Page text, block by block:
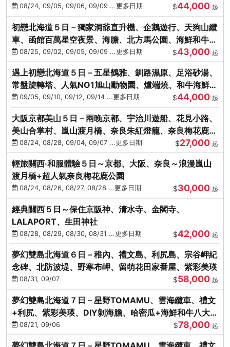
時代村、螃蟹吃到飽
08/24, 09/05, 09/06, 09/09 ...更多日期 $44,000 起
初戀北海道５日－獨家洞爺直升機、企鵝遊行、天狗山纜
車、函館百萬星空夜景、海膽、北方馬公園、海鮮和牛螃
蟹吃到飽
08/25, 09/02, 09/05, 09/09 ...更多日期 $43,000 起
遇上初戀北海道５日－五星鶴雅、釧路濕原、足浴砂湯、
常盤旋轉塔、人氣NO1旭山動物園、爐端燒、和牛海鮮螃
蟹吃到飽
09/05, 09/10, 09/12, 09/14 ...更多日期 $44,000 起
大阪京都美山５日－兩晚京都、宇治川遊船、花見小路、
美山合掌村、嵐山渡月橋、奈良朱紅燈籠、奈良梅花鹿、
流水瀑布電扶梯
08/24, 08/28, 09/04, 09/07 ...更多日期 $27,000 起
輕旅關西‧和服體驗５日～京都、大阪、奈良～浪漫嵐山
渡月橋+超人氣奈良梅花鹿公園
08/24, 08/26, 08/27, 08/28 ...更多日期 $30,000 起
經典關西５日～保住京阪神、清水寺、金閣寺、
LALAPORT、生田神社
08/28, 08/29, 08/30, 08/31 ...更多日期 $42,000 起
夢幻雙島北海道６日－稚內、禮文島、利尻島、宗谷岬紀
念碑、北防波堤、野寒布岬、留萌花田家番屋、紫彩美瑛
08/31, 09/07 $58,000 起
夢幻雙島北海道７日－星野TOMAMU、雲海纜車、禮文
+利尻、紫彩美瑛、DIY剝海膽、哈密瓜+海鮮和牛八大螃
蟹吃到飽
08/21, 09/06 $78,000 起